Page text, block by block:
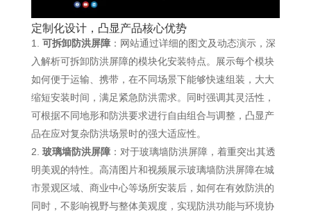
定制化设计，凸显产品核心优势
可拆卸防洪屏障：网站通过详细的图文及动态演示，深
入解析可拆卸防洪屏障的模块化安装特点。展示每个模块
如何便于运输、携带，在不同场景下能够快速组装，大大
缩短安装时间，满足紧急防洪需求。同时强调其灵活性，
可根据不同地形和防洪要求进行自由组合与调整，凸显产
品在应对复杂防洪场景时的强大适应性。
玻璃墙防洪屏障：对于玻璃墙防洪屏障，着重突出其透
明美观的特性。高清图片和视频展示玻璃墙防洪屏障在城
市景观区域、商业中心等场所安装后，如何在有效防洪的
同时，不影响视野与整体美观度，实现防洪功能与环境协